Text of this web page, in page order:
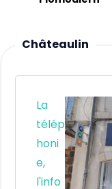
Châteaulin
La
télép
honi
e,
l'info